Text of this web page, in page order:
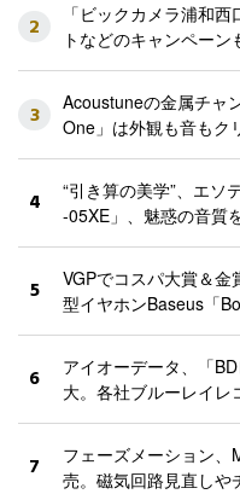
2
「ビックカメラ浦和
トなどのキャンペーン
3
Acoustuneの金属チャ
One」は外観も音もク
4
“引き算の美学”、エソ
-05XE」、魅惑の音質
5
VGPでコスパ大賞＆
型イヤホンBaseus「
6
アイオーデータ、「
大。各社ブルーレイレ
7
フェーズメーション、
売。磁気回路見直しや